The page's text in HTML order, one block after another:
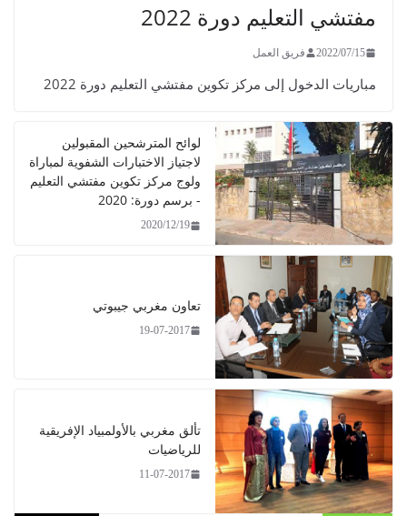
مفتشي التعليم دورة 2022
2022/07/15 فريق العمل
مباريات الدخول إلى مركز تكوين مفتشي التعليم دورة 2022
لوائح المترشحين المقبولين
لاجتياز الاختبارات الشفوية لمباراة
ولوج مركز تكوين مفتشي التعليم
- برسم دورة: 2020
2020/12/19
تعاون مغربي جيبوتي
19-07-2017
تألق مغربي بالأولمبياد الإفريقية
للرياضيات
11-07-2017